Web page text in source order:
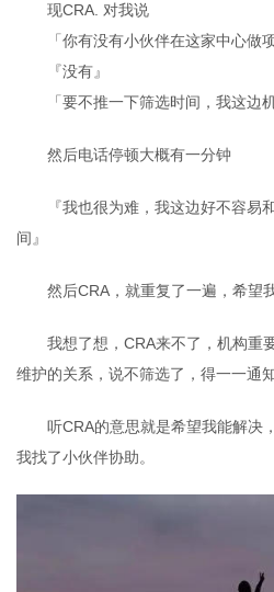
现CRA. 对我说
「你有没有小伙伴在这家中心做项
『没有』
「要不推一下筛选时间，我这边机
然后电话停顿大概有一分钟
『我也很为难，我这边好不容易
间』
然后CRA，就重复了一遍，希望我
我想了想，CRA来不了，机构重
维护的关系，说不筛选了，得一一通
听CRA的意思就是希望我能解决
我找了小伙伴协助。